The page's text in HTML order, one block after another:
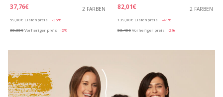
37,76€
2 FARBEN
59,00€ Listenpreis
-36%
38,35€Vorheriger preis -2%
82,01€
2 FARBEN
139,00€ Listenpreis
-41%
83,40€Vorheriger preis -2%